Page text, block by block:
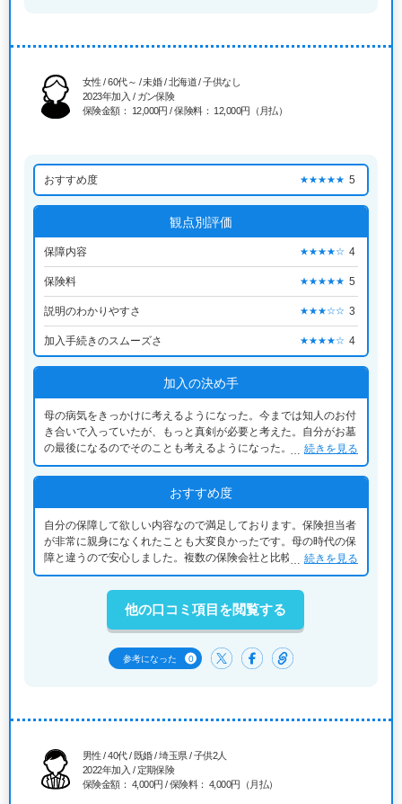
女性 / 60代～ / 未婚 / 北海道 / 子供なし
2023年加入 / ガン保険
保険金額： 12,000円 / 保険料： 12,000円（月払）
おすすめ度 ★★★★★ 5
観点別評価
保障内容 ★★★★☆ 4
保険料 ★★★★★ 5
説明のわかりやすさ ★★★☆☆ 3
加入手続きのスムーズさ ★★★★☆ 4
加入の決め手
母の病気をきっかけに考えるようになった。今までは知人のお付
き合いで入っていたが、もっと真剣が必要と考えた。自分がお墓
の最後になるのでそのことも考えるようになった。母の病気には
お金がかかったのでそのことも真剣になった。
続きを見る
おすすめ度
自分の保障して欲しい内容なので満足しております。保険担当者
が非常に親身になくれたことも大変良かったです。母の時代の保
障と違うので安心しました。複数の保険会社と比較しましたが一
番手厚い内容となってました。紹介された保障内容にも複数保障
続きを見る
参考になった 0
他の口コミ項目を閲覧する
男性 / 40代 / 既婚 / 埼玉県 / 子供2人
2022年加入 / 定期保険
保険金額： 4,000円 / 保険料： 4,000円（月払）